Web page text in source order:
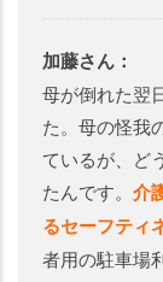
加藤さん：
母が倒れた翌
た。母の怪我
ているが、ど
たんです。 介
るセーフティ
者用の駐車場